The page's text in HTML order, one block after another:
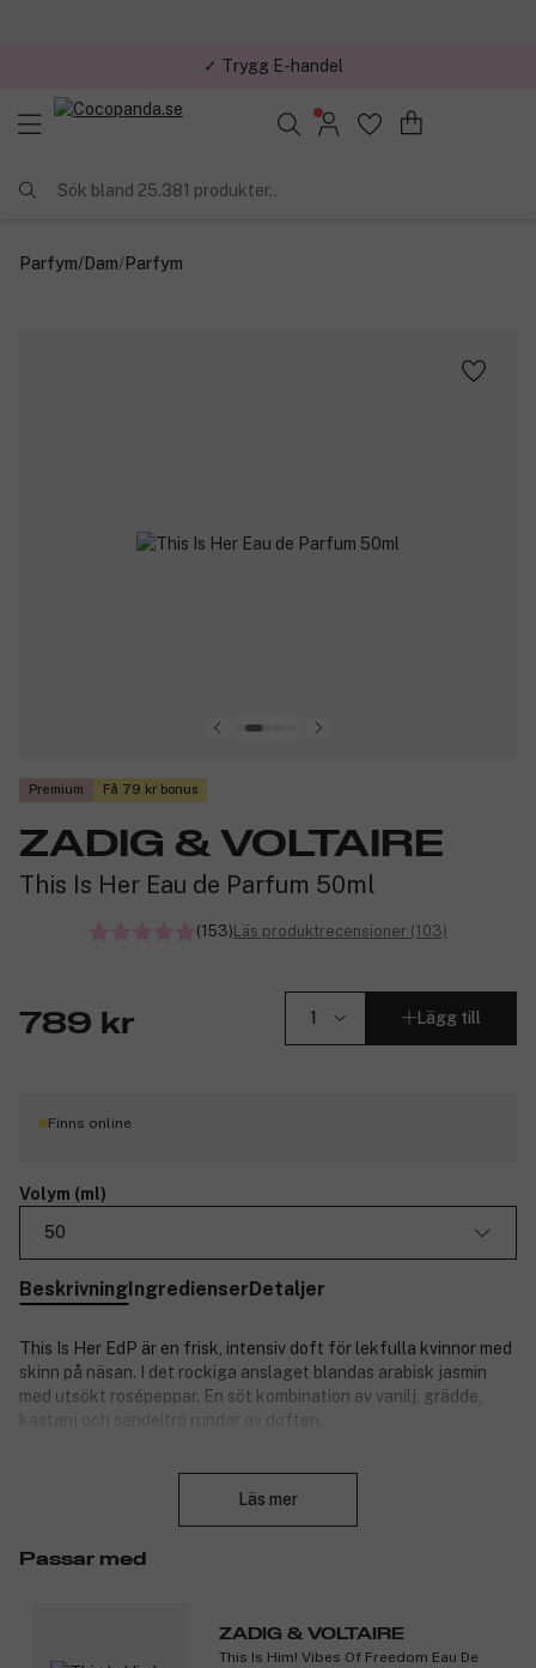
✓ Trygg E-handel
Sök bland 25.381 produkter..
Parfym/Dam/Parfym
Premium Få 79 kr bonus
ZADIG & VOLTAIRE
This Is Her Eau de Parfum 50ml
(153)Läs produktrecensioner (103)
789 kr Lägg till
Finns online
Volym (ml)
50
BeskrivningIngredienserDetaljer
This Is Her EdP är en frisk, intensiv doft för lekfulla kvinnor med
skinn på näsan. I det rockiga anslaget blandas arabisk jasmin
med utsökt rosépeppar. En söt kombination av vanilj, grädde,
kastanj och sandelträ rundar av doften.
Toppnoter: arabisk jasmin, rosépeppar.
Hjärtnoter: kastanj, vanilj, vispgrädde.
Läs mer
Passar med
ZADIG & VOLTAIRE
This Is Him! Vibes Of Freedom Eau De